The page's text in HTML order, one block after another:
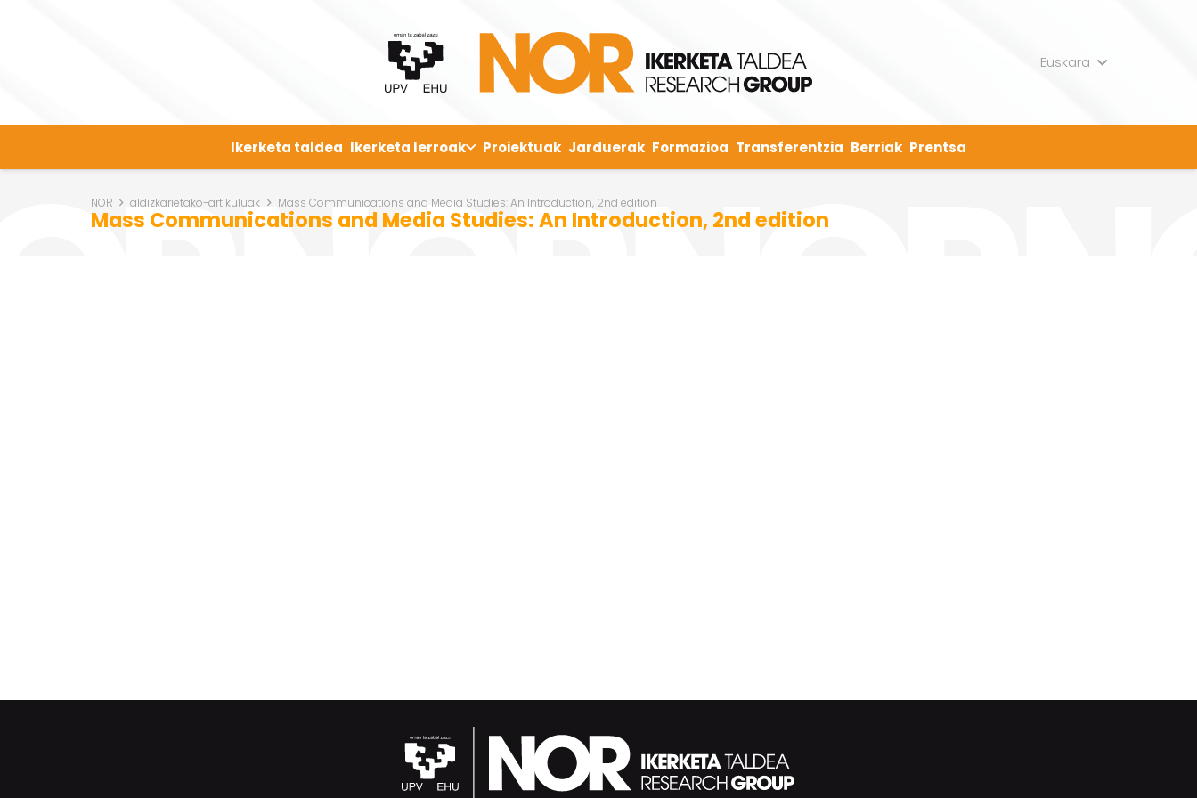
Euskara
Ikerketa taldea Ikerketa lerroak Proiektuak Jarduerak Formazioa Transferentzia Berriak Prentsa
NOR aldizkarietako-artikuluak Mass Communications and Media Studies: An Introduction, 2nd edition
Mass Communications and Media Studies: An Introduction, 2nd edition